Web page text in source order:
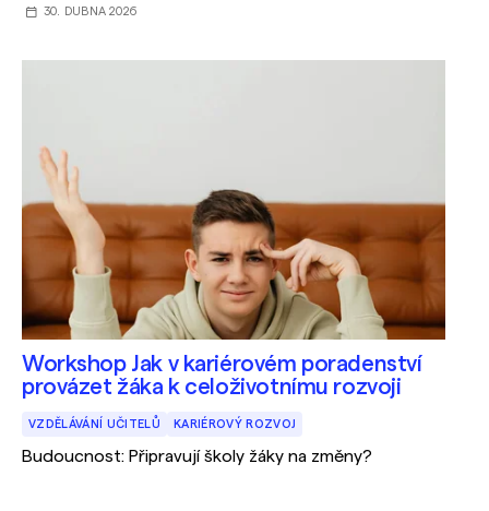
30. DUBNA 2026
Workshop Jak v kariérovém poradenství
provázet žáka k celoživotnímu rozvoji
VZDĚLÁVÁNÍ UČITELŮ KARIÉROVÝ ROZVOJ
Budoucnost: Připravují školy žáky na změny?